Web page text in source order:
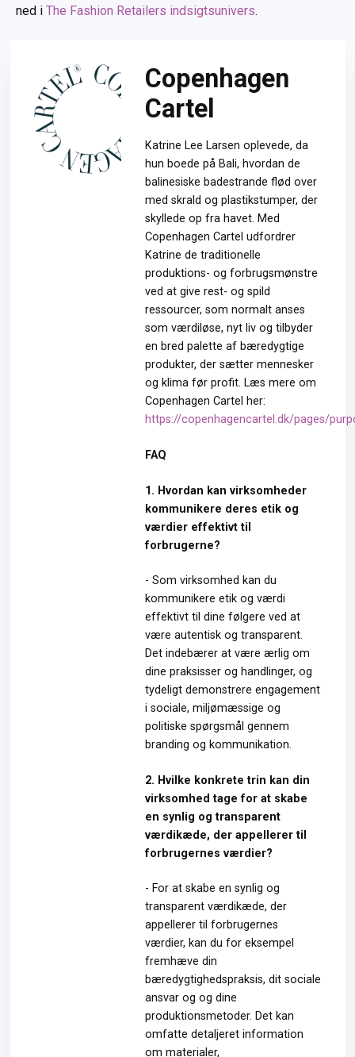
ned i The Fashion Retailers indsigtsunivers.
Copenhagen
Cartel
Katrine Lee Larsen oplevede, da
hun boede på Bali, hvordan de
balinesiske badestrande flød over
med skrald og plastikstumper, der
skyllede op fra havet. Med
Copenhagen Cartel udfordrer
Katrine de traditionelle
produktions- og forbrugsmønstre
ved at give rest- og spild
ressourcer, som normalt anses
som værdiløse, nyt liv og tilbyder
en bred palette af bæredygtige
produkter, der sætter mennesker
og klima før profit. Læs mere om
Copenhagen Cartel her:
https://copenhagencartel.dk/pages/
FAQ
1. Hvordan kan virksomheder
kommunikere deres etik og
værdier effektivt til
forbrugerne?
- Som virksomhed kan du
kommunikere etik og værdi
effektivt til dine følgere ved at
være autentisk og transparent.
Det indebærer at være ærlig om
dine praksisser og handlinger, og
tydeligt demonstrere engagement
i sociale, miljømæssige og
politiske spørgsmål gennem
branding og kommunikation.
2. Hvilke konkrete trin kan din
virksomhed tage for at skabe
en synlig og transparent
værdikæde, der appellerer til
forbrugernes værdier?
- For at skabe en synlig og
transparent værdikæde, der
appellerer til forbrugernes
værdier, kan du for eksempel
fremhæve din
bæredygtighedspraksis, dit sociale
ansvar og og dine
produktionsmetoder. Det kan
omfatte detaljeret information
om materialer,